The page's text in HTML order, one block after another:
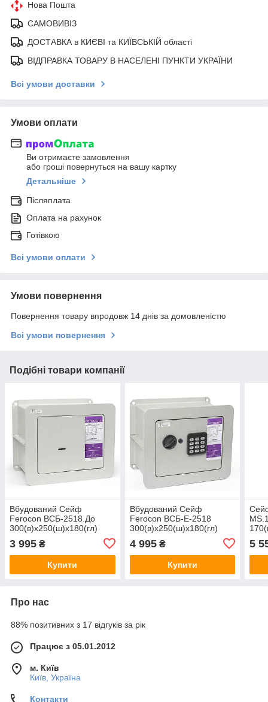
Нова Пошта
САМОВИВІЗ
ДОСТАВКА в КИЄВІ та КИЇВСЬКІЙ області
ВІДПРАВКА ТОВАРУ В НАСЕЛЕНІ ПУНКТИ УКРАЇНИ
Всі умови доставки
Умови оплати
Ви отримаєте замовлення
або гроші повернуться на вашу картку
Детальніше
Післяплата
Оплата на рахунок
Готівкою
Всі умови оплати
Умови повернення
Повернення товару впродовж 14 днів за домовленістю
Всі умови повернення
Подібні товари компанії
Вбудований Сейф
Ferocon ВСБ-2518.До
300(в)х250(ш)х180(гл)
сейф, сейф-тайник)
3 995 ₴
Купити
Вбудований Сейф
Ferocon ВСБ-E-2518
300(в)х250(ш)х180(гл)
сейф, сейф-тайник)
4 995₴
Купити
5
Про нас
88% позитивних з 17 відгуків за рік
Працює з 05.01.2012
м. Київ
Київ, Україна
Контакти